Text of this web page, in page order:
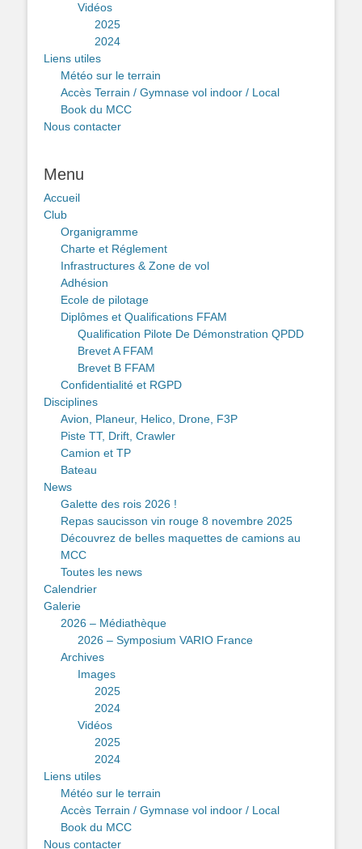
Vidéos
2025
2024
Liens utiles
Météo sur le terrain
Accès Terrain / Gymnase vol indoor / Local
Book du MCC
Nous contacter
Menu
Accueil
Club
Organigramme
Charte et Réglement
Infrastructures & Zone de vol
Adhésion
Ecole de pilotage
Diplômes et Qualifications FFAM
Qualification Pilote De Démonstration QPDD
Brevet A FFAM
Brevet B FFAM
Confidentialité et RGPD
Disciplines
Avion, Planeur, Helico, Drone, F3P
Piste TT, Drift, Crawler
Camion et TP
Bateau
News
Galette des rois 2026 !
Repas saucisson vin rouge 8 novembre 2025
Découvrez de belles maquettes de camions au
MCC
Toutes les news
Calendrier
Galerie
2026 – Médiathèque
2026 – Symposium VARIO France
Archives
Images
2025
2024
Vidéos
2025
2024
Liens utiles
Météo sur le terrain
Accès Terrain / Gymnase vol indoor / Local
Book du MCC
Nous contacter